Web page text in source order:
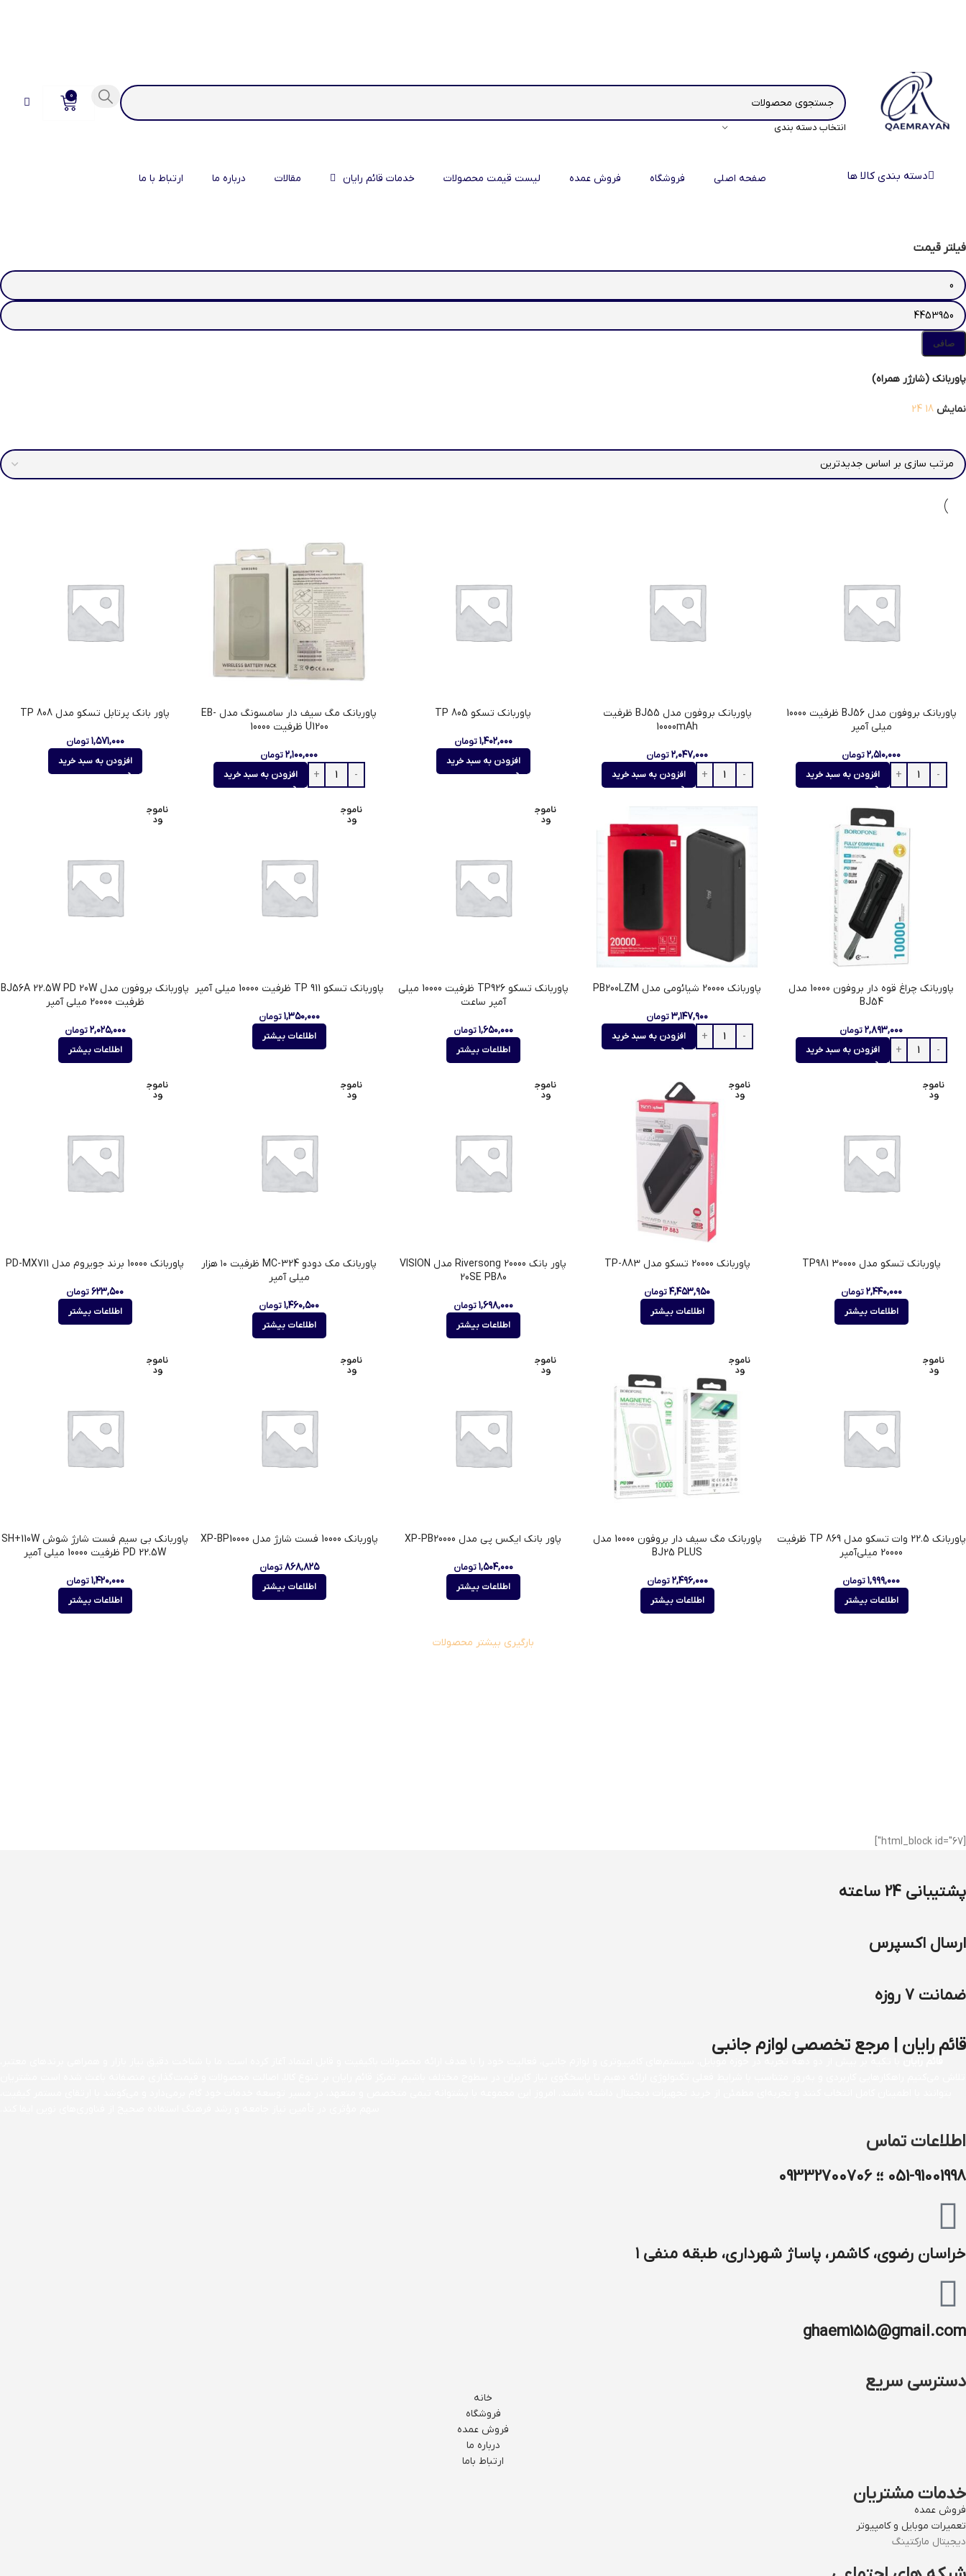
انتخاب دسته بندی
0
دسته بندی کالا ها صفحه اصلی فروشگاه فروش عمده لیست قیمت محصولات خدمات قائم رایان مقالات درباره ما ارتباط با ما
فیلتر قیمت
صافی
پاوربانک (شارژر همراه)
نمایش 18
24
پاوربانک بروفون مدل BJ56 ظرفیت 10000
میلی‌ آمپر
۲,۵۱۰,۰۰۰تومان
افزودن به سبد خرید
پاوربانک بروفون مدل BJ55 ظرفیت
10000mAh
۲,۰۴۷,۰۰۰تومان
افزودن به سبد خرید
پاوربانک تسکو TP 805
۱,۴۰۲,۰۰۰ تومان
افزودن به سبد خرید
پاوربانک مگ سیف دار سامسونگ مدل EB-
U1200 ظرفیت 10000
۲,۱۰۰,۰۰۰تومان
افزودن به سبد خرید
پاور بانک پرتابل تسکو مدل TP 808
۱,۵۷۱,۰۰۰ تومان
افزودن به سبد خرید
پاوربانک چراغ قوه دار بروفون 10000 مدل
BJ54
۲,۸۹۳,۰۰۰تومان
افزودن به سبد خرید
پاوربانک 20000 شیائومی مدل PB200LZM
۳,۱۴۷,۹۰۰تومان
افزودن به سبد خرید
ناموج
ود
پاوربانک تسکو TP926 ظرفیت 10000 میلی
آمپر ساعت
۱,۶۵۰,۰۰۰ تومان
اطلاعات بیشتر
ناموج
ود
پاوربانک تسکو TP 911 ظرفیت 10000 میلی آمپر
۱,۳۵۰,۰۰۰ تومان
اطلاعات بیشتر
ناموج
ود
پاوربانک بروفون مدل BJ56A 22.5W PD 20W
ظرفیت 20000 میلی‌ آمپر
۲,۰۲۵,۰۰۰ تومان
اطلاعات بیشتر
ناموج
ود
پاوربانک تسکو مدل TP981 30000
۲,۴۴۰,۰۰۰ تومان
اطلاعات بیشتر
ناموج
ود
پاوربانک 20000 تسکو مدل TP-883
۴,۴۵۳,۹۵۰تومان
اطلاعات بیشتر
ناموج
ود
پاور بانک 20000 Riversong مدل VISION
20SE PB80
۱,۶۹۸,۰۰۰ تومان
اطلاعات بیشتر
ناموج
ود
پاوربانک مک دودو MC-324 ظرفیت ۱۰ هزار
میلی آمپر
۱,۴۶۰,۵۰۰تومان
اطلاعات بیشتر
ناموج
ود
پاوربانک 10000 برند جویروم مدل PD-MX711
۶۲۳,۵۰۰تومان
اطلاعات بیشتر
ناموج
ود
پاوربانک 22.5 وات تسکو مدل TP 869 ظرفیت
20000 میلی‌آمپر
۱,۹۹۹,۰۰۰تومان
اطلاعات بیشتر
ناموج
ود
پاوربانک مگ سیف دار بروفون 10000 مدل
BJ25 PLUS
۲,۴۹۶,۰۰۰ تومان
اطلاعات بیشتر
ناموج
ود
پاور بانک ایکس پی مدل XP-PB20000
۱,۵۰۴,۰۰۰ تومان
اطلاعات بیشتر
ناموج
ود
پاوربانک 10000 فست شارژ مدل XP-BP10000
۸۶۸,۸۲۵ تومان
اطلاعات بیشتر
ناموج
ود
پاوربانک بی سیم فست شارژ شوش SH+110W
PD 22.5W ظرفیت 10000 میلی آمپر
۱,۴۲۰,۰۰۰ تومان
اطلاعات بیشتر
بارگیری بیشتر محصولات
[html_block id="67"]
پشتیبانی 24 ساعته
ارسال اکسپرس
ضمانت 7 روزه
قائم رایان | مرجع تخصصی لوازم جانبی
اطلاعات تماس
051-91001998 ؛؛ 09332700706
خراسان رضوی، کاشمر، پاساژ شهرداری، طبقه منفی ۱
ghaem1515@gmail.com
دسترسی سریع
خانه
فروشگاه
فروش عمده
درباره ما
ارتباط باما
خدمات مشتریان
فروش عمده
تعمیرات موبایل و کامپیوتر
دیجیتال مارکتینگ